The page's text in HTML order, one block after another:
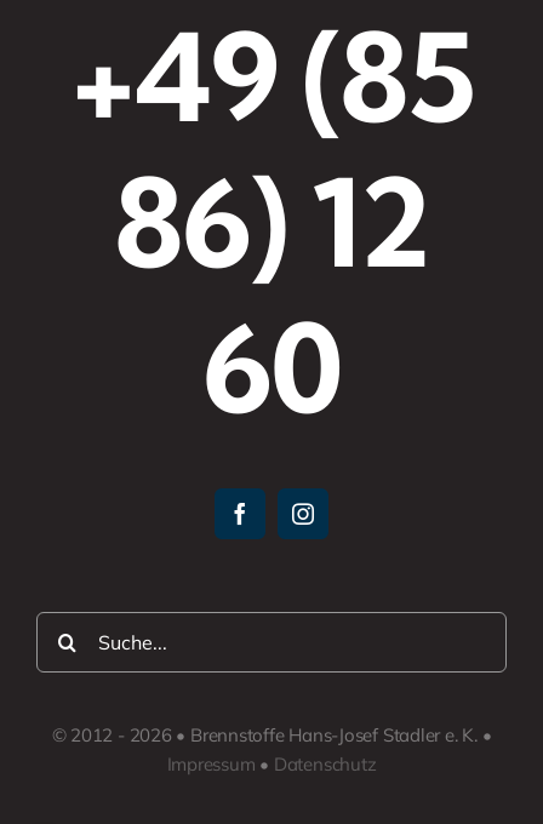
+49 (85
86) 12
60
Suche
nach:
© 2012 - 2026 • Brennstoffe Hans-Josef Stadler e. K. •
Impressum • Datenschutz